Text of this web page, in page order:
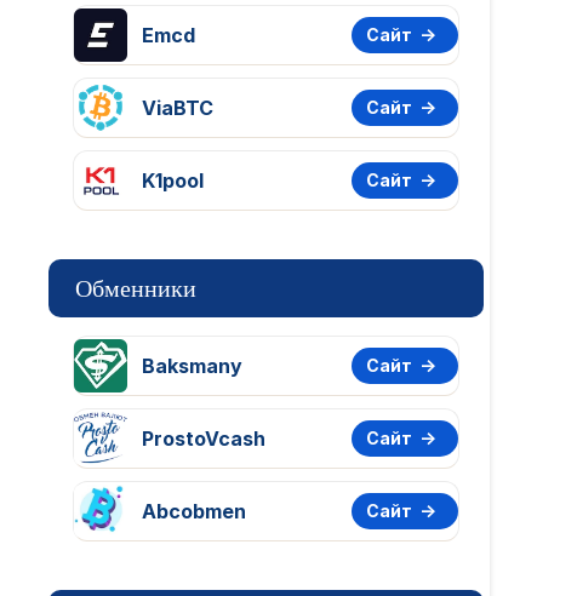
Emcd Сайт
ViaBTC Сайт
K1pool Сайт
Обменники
Baksmany Сайт
ProstoVcash Сайт
Abcobmen Сайт